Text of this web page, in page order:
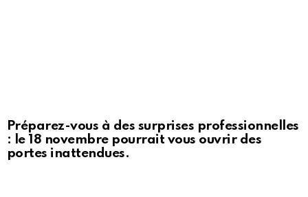
Préparez-vous à des surprises professionnelles
: le 18 novembre pourrait vous ouvrir des
portes inattendues.